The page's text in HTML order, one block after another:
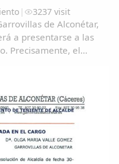
| 3237 visit
de Alconétar,
a presentarse a las
Precisamente, el